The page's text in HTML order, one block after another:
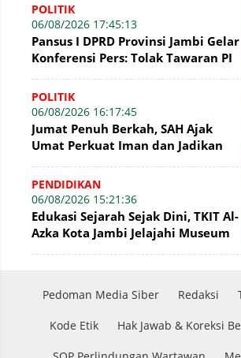
POLITIK
06/08/2026 17:45:13
Pansus I DPRD Provinsi Jambi Gelar
Konferensi Pers: Tolak Tawaran PI
POLITIK
06/08/2026 16:17:45
Jumat Penuh Berkah, SAH Ajak
Umat Perkuat Iman dan Jadikan
Membangun Bangsa
PENDIDIKAN
06/08/2026 15:21:36
Edukasi Sejarah Sejak Dini, TKIT Al-
Azka Kota Jambi Jelajahi Museum
Pedoman Media Siber Redaksi
Kode Etik Hak Jawab & Koreksi